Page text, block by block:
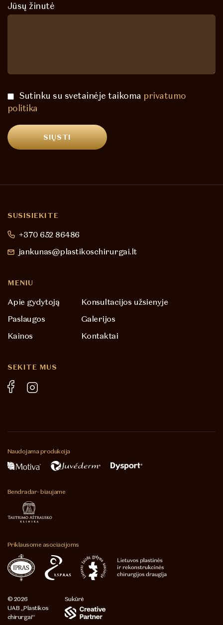
Jūsų žinutė
Sutinku su svetainėje taikoma privatumo
politika
SUSISIEKITE
+370 652 86486
jankunas@plastikoschirurgai.lt
MENIU
Apie gydytoją
Konsultacijos užsienyje
Paslaugos
Galerijos
Kainos
Kontaktai
SEKITE MUS
Naudojama produkcija
Bendradar-biaujame
Priklausome asociacijoms
© 2026
UAB „Plastikos
chirurgai“
Sukūrė